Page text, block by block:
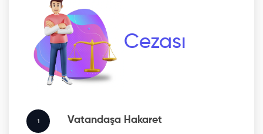
Cezası
1 Vatandaşa Hakaret